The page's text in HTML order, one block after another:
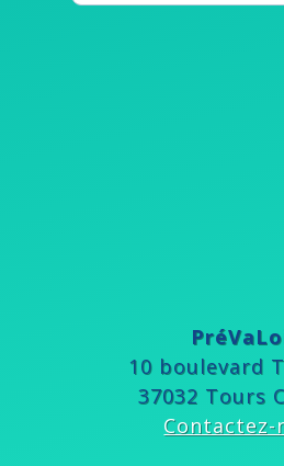
10 boulevard
37032 Tours
Contactez-